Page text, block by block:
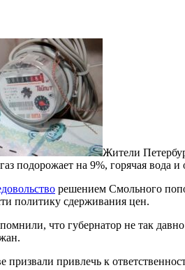
Жители
подорожает на 9%, горячая вода и
решением Смольного
политику сдерживания цен.
что губернатор не так
привлечь к